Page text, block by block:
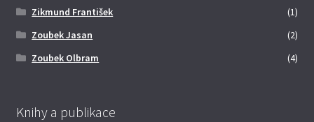
Zikmund František
(1)
Zoubek Jasan
(2)
Zoubek Olbram
(4)
Knihy a publikace